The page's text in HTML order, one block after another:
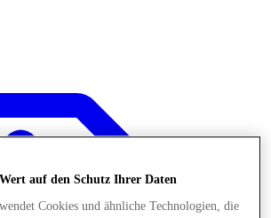
auf den Schutz Ihrer Daten
Cookies und ähnliche Technologien, die